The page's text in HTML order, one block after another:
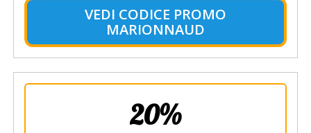
VEDI CODICE PROMO
MARIONNAUD
20%